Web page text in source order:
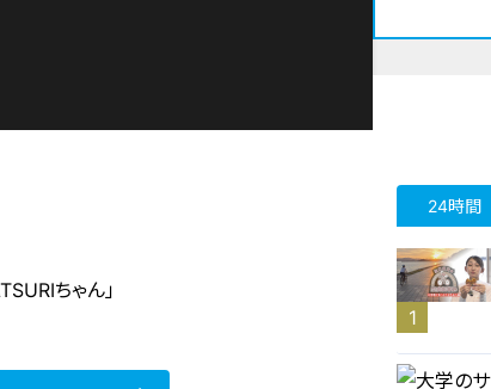
ちゃん」
24時間
1